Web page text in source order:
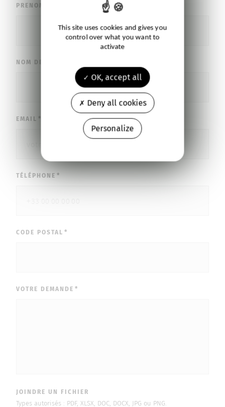
PRENOM
NOM DE LA SOCIÉTÉ
EMAIL
TÉLÉPHONE
CODE POSTAL
VOTRE DEMANDE
JOINDRE UN FICHIER
Types autorisés : PDF, XLSX, DOC, DOCX, JPG ou PNG.
This site uses cookies and gives you
control over what you want to
activate
OK, accept all
Deny all cookies
Personalize